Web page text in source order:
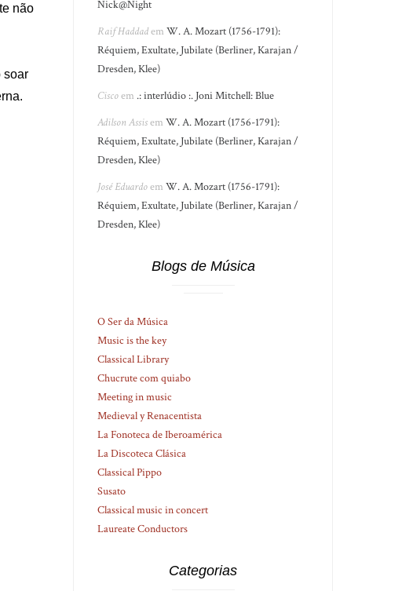
não
soar
Nick@Night
Raif HaddademW. A. Mozart (1756-1791):
Réquiem, Exultate, Jubilate (Berliner, Karajan /
Dresden, Klee)
Ciscoem .: interlúdio :. Joni Mitchell: Blue
Adilson AssisemW. A. Mozart (1756-1791):
Réquiem, Exultate, Jubilate (Berliner, Karajan /
Dresden, Klee)
José EduardoemW. A. Mozart (1756-1791):
Réquiem, Exultate, Jubilate (Berliner, Karajan /
Dresden, Klee)
Blogs de Música
O Ser da Música
Music is the key
Classical Library
Chucrute com quiabo
Meeting in music
Medieval y Renacentista
La Fonoteca de Iberoamérica
La Discoteca Clásica
Classical Pippo
Susato
Classical music in concert
Laureate Conductors
Categorias